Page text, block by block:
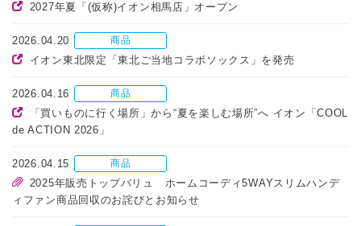
2027年夏「(仮称)イオン相馬店」オープン
2026.04.20 商品
イオン東北限定「東北ご当地コラボソックス」を発売
2026.04.16 商品
「買いものに行く場所」から“夏を楽しむ場所”へ イオン「COOL
de ACTION 2026」
2026.04.15 商品
2025年販売トップバリュ ホームコーディ5WAYスリムハンデ
ィファン商品回収のお詫びとお知らせ